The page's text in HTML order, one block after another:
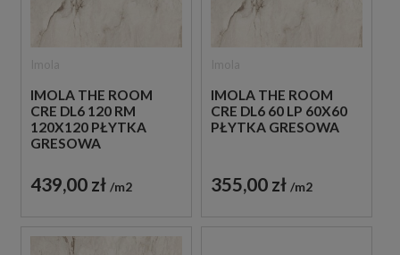
IMOLA THE ROOM
CRE DL6 120 RM
120X120 PŁYTKA
GRESOWA
439,00 zł m2
IMOLA THE ROOM
CRE DL6 60 LP 60X60
PŁYTKA GRESOWA
355,00 zł m2